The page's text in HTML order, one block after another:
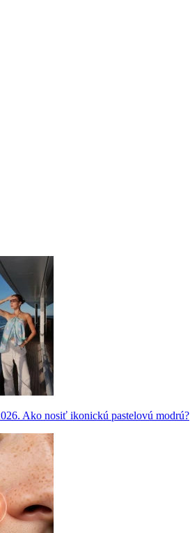
Ako nosiť ikonickú pastelovú modrú?